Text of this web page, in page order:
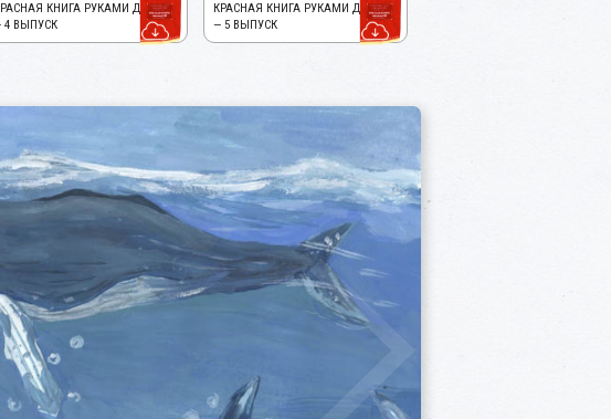
КНИГА РУКАМИ ДЕТЕЙ!
4 ВЫПУСК
КРАСНАЯ КНИГА РУКАМИ ДЕТЕЙ!
— 5 ВЫПУСК